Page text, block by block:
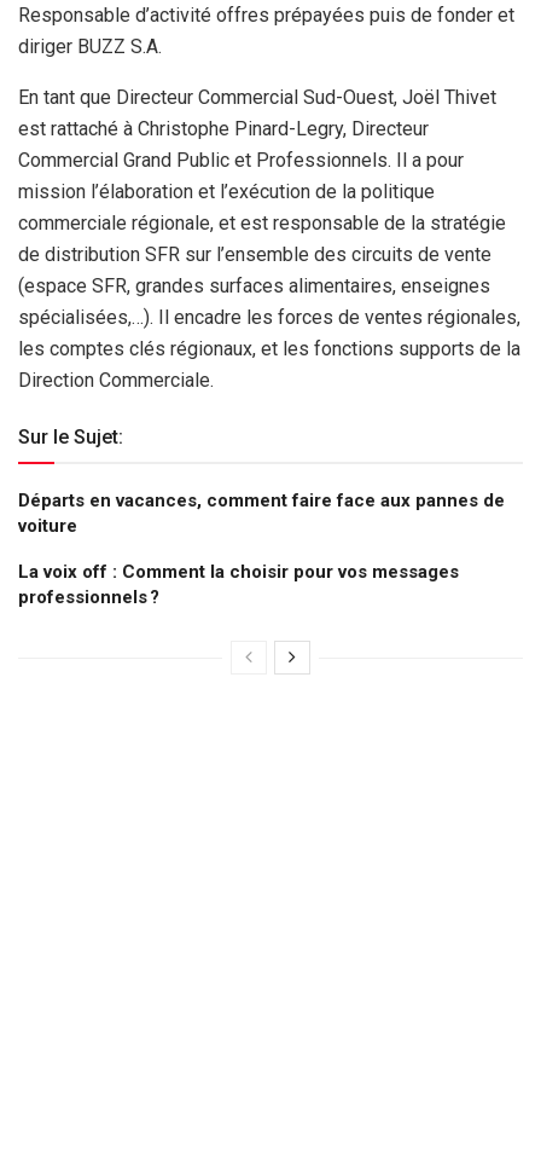
Responsable d’activité offres prépayées puis de fonder et
diriger BUZZ S.A.
En tant que Directeur Commercial Sud-Ouest, Joël Thivet
est rattaché à Christophe Pinard-Legry, Directeur
Commercial Grand Public et Professionnels. Il a pour
mission l’élaboration et l’exécution de la politique
commerciale régionale, et est responsable de la stratégie
de distribution SFR sur l’ensemble des circuits de vente
(espace SFR, grandes surfaces alimentaires, enseignes
spécialisées,…). Il encadre les forces de ventes régionales,
les comptes clés régionaux, et les fonctions supports de la
Direction Commerciale.
Sur le Sujet:
Départs en vacances, comment faire face aux pannes de
voiture
La voix off : Comment la choisir pour vos messages
professionnels ?